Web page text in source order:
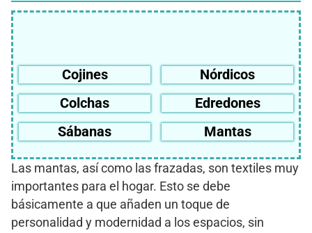
Cojines
Nórdicos
Colchas
Edredones
Sábanas
Mantas
Las mantas, así como las frazadas, son textiles muy
importantes para el hogar. Esto se debe
básicamente a que añaden un toque de
personalidad y modernidad a los espacios, sin